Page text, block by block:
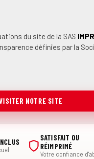
du site de la SAS
définies par la
NOTRE SITE
SATISFAIT OU
RÉIMPRIMÉ
Votre confiance